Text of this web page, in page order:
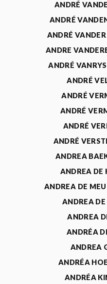
ANDRÉ
ANDRÉ
ANDRÉ
ANDRE
ANDRÉ
ANDRÉ
ANDRÉ
ANDRÉ
ANDRÉ
ANDRÉ
ANDREA
ANDREA DE
ANDREA DE
ANDREA DE
ANDREA
ANDRÉA
ANDREA
ANDRÉA
ANDRÉA